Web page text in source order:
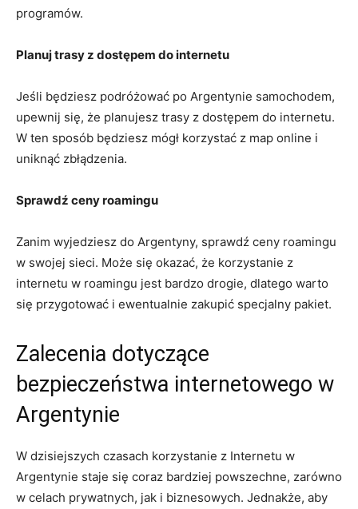
programów.
Planuj trasy z dostępem do internetu
Jeśli będziesz podróżować po Argentynie samochodem,
upewnij się, że planujesz trasy z dostępem do internetu.
W ten sposób będziesz mógł korzystać z map online i
uniknąć zbłądzenia.
Sprawdź ceny roamingu
Zanim wyjedziesz do Argentyny, sprawdź ceny roamingu
w swojej sieci. Może się okazać, że korzystanie z
internetu w roamingu jest bardzo drogie, dlatego warto
się przygotować i ewentualnie zakupić specjalny pakiet.
Zalecenia dotyczące
bezpieczeństwa internetowego w
Argentynie
W dzisiejszych czasach korzystanie z Internetu w
Argentynie staje się coraz bardziej powszechne, zarówno
w celach prywatnych, jak i biznesowych. Jednakże, aby